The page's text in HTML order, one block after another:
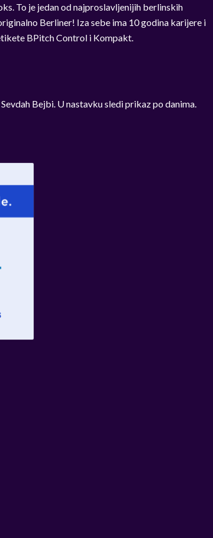
To je jedan od najproslavljenijih berlinskih
Berliner! Iza sebe ima 10 godina karijere i
BPitch Control i Kompakt.
Bejbi. U nastavku sledi prikaz po danima.